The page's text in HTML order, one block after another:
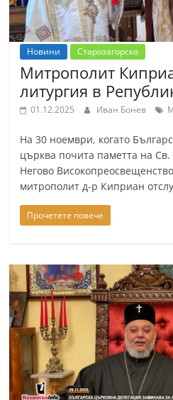
Новини Старозагорско
Митрополит
литургия в
01.12.2025 Иван Бонев
На 30 ноември, когато
църква почита паметта на
Негово
митрополит д-р Киприан
Прочетете повече